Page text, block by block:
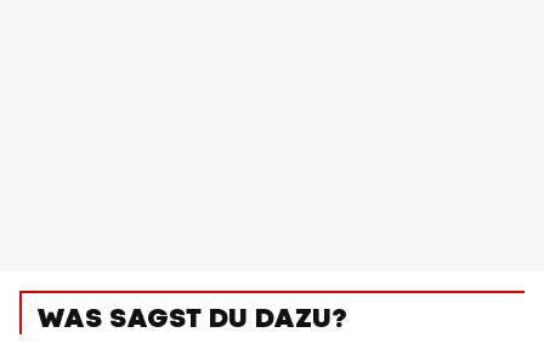
WAS SAGST DU DAZU?